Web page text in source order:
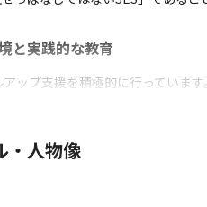
と実践的な教育
ップ支援を積極的に行っています。
、実務を通じて“自分の武器”を磨
値を高めたい方にとって、確実に
修受講
・人物像